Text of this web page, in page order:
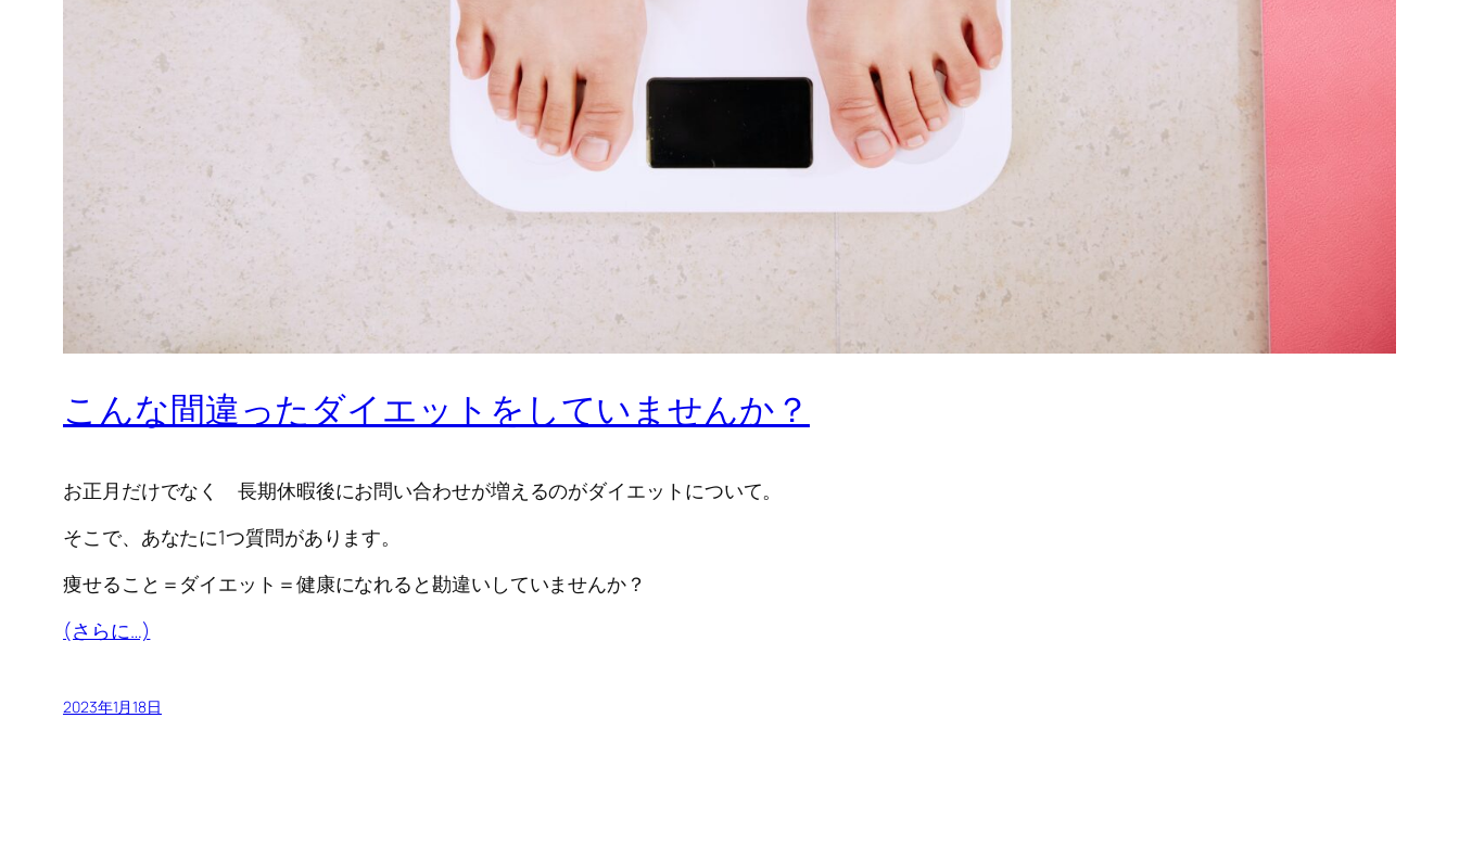
こんな間違ったダイエットをしていませんか？
お正月だけでなく 長期休暇後にお問い合わせが増えるのがダイエットについて。
そこで、あなたに1つ質問があります。
痩せること＝ダイエット＝健康になれると勘違いしていませんか？
(さらに…)
2023年1月18日